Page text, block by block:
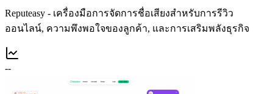
Reputeasy - เครื่องมือการจัดการชื่อเสียงสำหรับการรีวิว
ออนไลน์, ความพึงพอใจของลูกค้า, และการเสริมพลังธุรกิจ
--